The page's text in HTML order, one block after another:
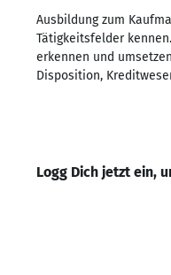
Ausbildung zum
Tätigkeitsfelder
erkennen und
Disposition,
Logg Dich jetzt ein,